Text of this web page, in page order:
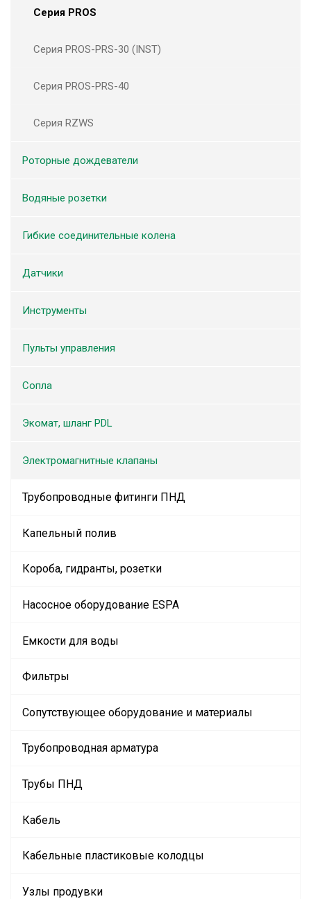
Серия PROS
Серия PROS-PRS-30 (INST)
Серия PROS-PRS-40
Серия RZWS
Роторные дождеватели
Водяные розетки
Гибкие соединительные колена
Датчики
Инструменты
Пульты управления
Сопла
Экомат, шланг PDL
Электромагнитные клапаны
Трубопроводные фитинги ПНД
Капельный полив
Короба, гидранты, розетки
Насосное оборудование ESPA
Емкости для воды
Фильтры
Сопутствующее оборудование и материалы
Трубопроводная арматура
Трубы ПНД
Кабель
Кабельные пластиковые колодцы
Узлы продувки